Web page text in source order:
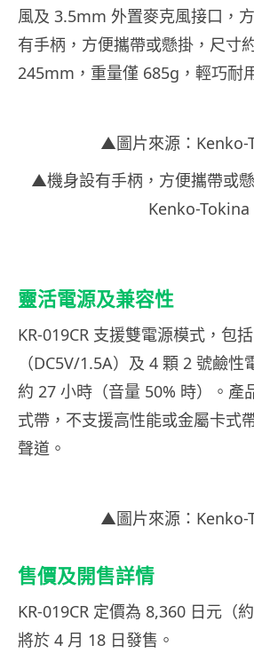
風及 3.5mm 外置麥克風接口，
有手柄，方便攜帶或懸掛，尺寸
245mm，重量僅 685g，輕巧耐
▲圖片來源：Kenko-
▲機身設有手柄，方便攜帶或
Kenko-Tokina
靈活電源及兼容性
KR-019CR 支援雙電源模式，包
（DC5V/1.5A）及 4 顆 2 號鹼
約 27 小時（音量 50% 時）。產
式帶，不支援高性能或金屬卡式
聲道。
▲圖片來源：Kenko-
售價及開售詳情
KR-019CR 定價為 8,360 日元（
將於 4 月 18 日發售。